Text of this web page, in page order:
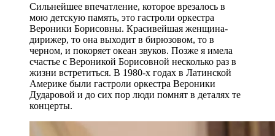
Сильнейшее впечатление, которое врезалось в
мою детскую память, это гастроли оркестра
Вероники Борисовны. Красивейшая женщина-
дирижер, то она выходит в бирюзовом, то в
черном, и покоряет океан звуков. Позже я имела
счастье с Вероникой Борисовной несколько раз в
жизни встретиться. В 1980-х годах в Латинской
Америке были гастроли оркестра Вероники
Дударовой и до сих пор люди помнят в деталях те
концерты.